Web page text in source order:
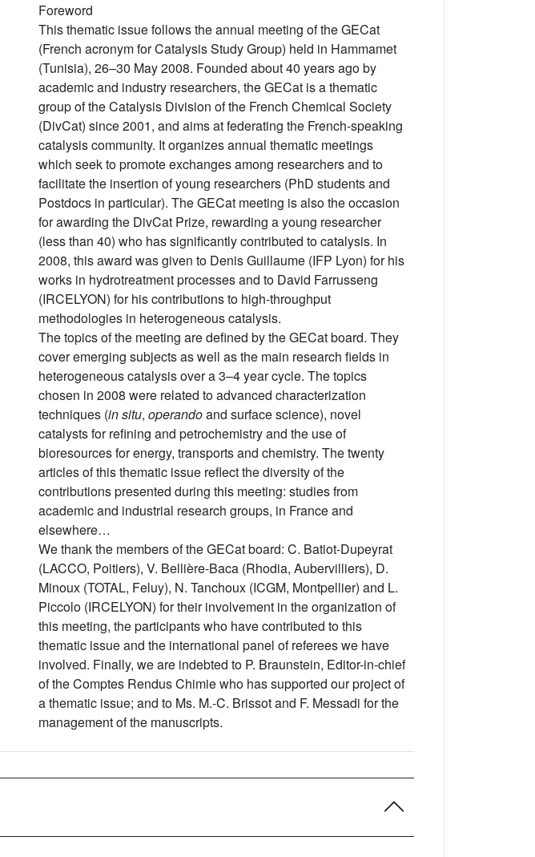
Foreword
This thematic issue follows the annual meeting of the GECat
(French acronym for Catalysis Study Group) held in Hammamet
(Tunisia), 26–30 May 2008. Founded about 40 years ago by
academic and industry researchers, the GECat is a thematic
group of the Catalysis Division of the French Chemical Society
(DivCat) since 2001, and aims at federating the French-speaking
catalysis community. It organizes annual thematic meetings
which seek to promote exchanges among researchers and to
facilitate the insertion of young researchers (PhD students and
Postdocs in particular). The GECat meeting is also the occasion
for awarding the DivCat Prize, rewarding a young researcher
(less than 40) who has significantly contributed to catalysis. In
2008, this award was given to Denis Guillaume (IFP Lyon) for his
works in hydrotreatment processes and to David Farrusseng
(IRCELYON) for his contributions to high-throughput
methodologies in heterogeneous catalysis.
The topics of the meeting are defined by the GECat board. They
cover emerging subjects as well as the main research fields in
heterogeneous catalysis over a 3–4 year cycle. The topics
chosen in 2008 were related to advanced characterization
techniques (in situ, operandoand surface science), novel
catalysts for refining and petrochemistry and the use of
bioresources for energy, transports and chemistry. The twenty
articles of this thematic issue reflect the diversity of the
contributions presented during this meeting: studies from
academic and industrial research groups, in France and
elsewhere…
We thank the members of the GECat board: C. Batiot-Dupeyrat
(LACCO, Poitiers), V. Bellière-Baca (Rhodia, Aubervilliers), D.
Minoux (TOTAL, Feluy), N. Tanchoux (ICGM, Montpellier) and L.
Piccolo (IRCELYON) for their involvement in the organization of
this meeting, the participants who have contributed to this
thematic issue and the international panel of referees we have
involved. Finally, we are indebted to P. Braunstein, Editor-in-chief
of the Comptes Rendus Chimie who has supported our project of
a thematic issue; and to Ms. M.-C. Brissot and F. Messadi for the
management of the manuscripts.